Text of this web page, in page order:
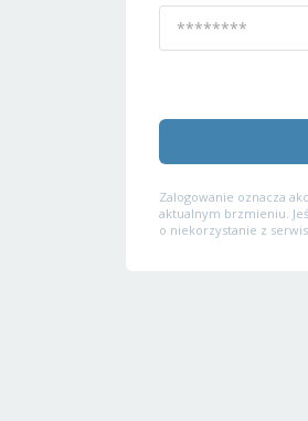
Zalogowanie oznacza
aktualnym brzmieniu.
o niekorzystanie z